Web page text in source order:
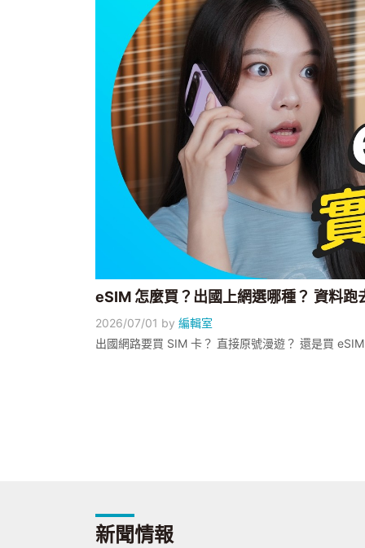
eSIM 怎麼買？出國上網選哪種？ 資料
2026/07/01 by 編輯室
出國網路要買 SIM 卡？ 直接原號漫遊？ 還是買
新聞情報